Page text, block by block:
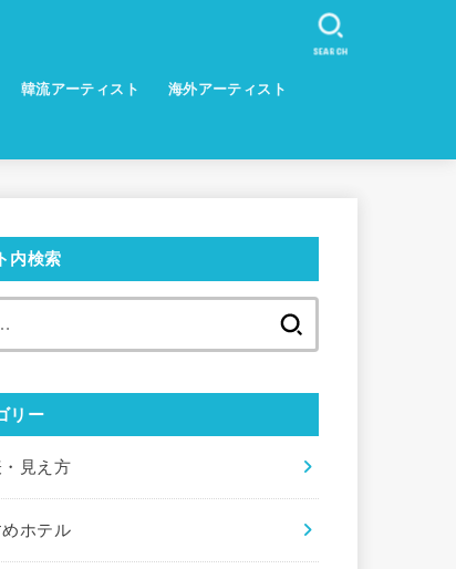
韓流アーティスト 海外アーティスト
SEARCH
内検索
リー
・見え方
ホテル